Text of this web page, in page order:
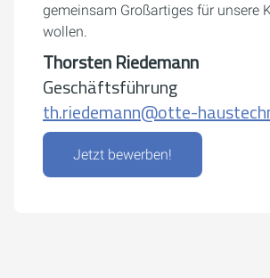
gemeinsam Großartiges für unsere
wollen.
Thorsten Riedemann
Geschäftsführung
th.riedemann@otte-
Jetzt bewerben!